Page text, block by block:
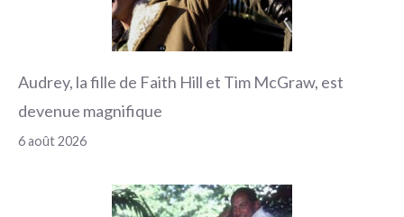
Audrey, la fille de Faith Hill et Tim McGraw, est
devenue magnifique
6 août 2026